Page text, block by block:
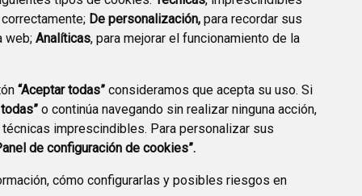
De personalización, para recordar sus
web; Analíticas, para mejorar el funcionamiento de la
“Aceptar todas” consideramos que acepta su uso. Si
o continúa navegando sin realizar ninguna acción,
imprescindibles. Para personalizar sus
de configuración de cookies”.
cómo configurarlas y posibles riesgos en
TRANSPARENCIA
ENLACES A TRÁMITES
HABITUALES